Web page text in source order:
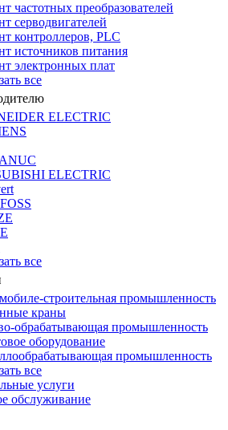
частотных преобразователей
серводвигателей
контроллеров, PLC
источников питания
электронных плат
все
ELECTRIC
ELECTRIC
все
строительная промышленность
краны
обрабатывающая промышленность
оборудование
промышленность
все
услуги
обслуживание